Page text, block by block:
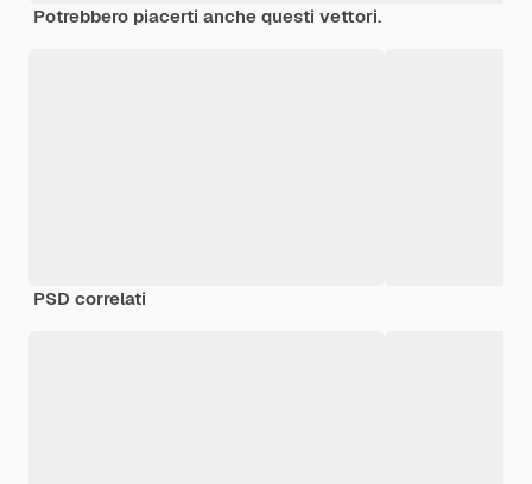
Potrebbero piacerti anche questi vettori.
PSD correlati